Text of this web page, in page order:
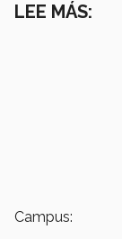
LEE MÁS:
Campus: